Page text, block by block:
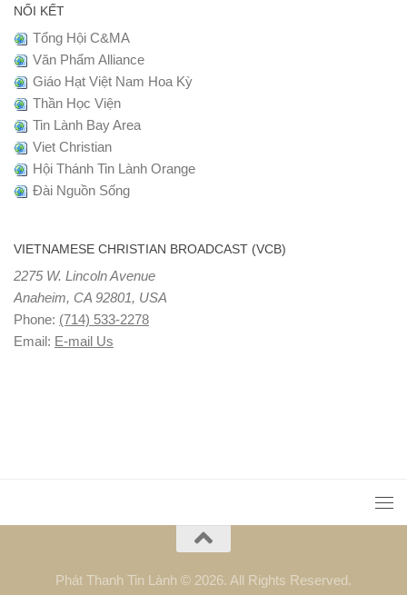
NỐI KẾT
Tổng Hội C&MA
Văn Phẩm Alliance
Giáo Hạt Việt Nam Hoa Kỳ
Thần Học Viện
Tin Lành Bay Area
Viet Christian
Hội Thánh Tin Lành Orange
Đài Nguồn Sống
VIETNAMESE CHRISTIAN BROADCAST (VCB)
2275 W. Lincoln Avenue
Anaheim, CA 92801, USA
Phone: (714) 533-2278
Email: E-mail Us
Phát Thanh Tin Lành © 2026. All Rights Reserved.